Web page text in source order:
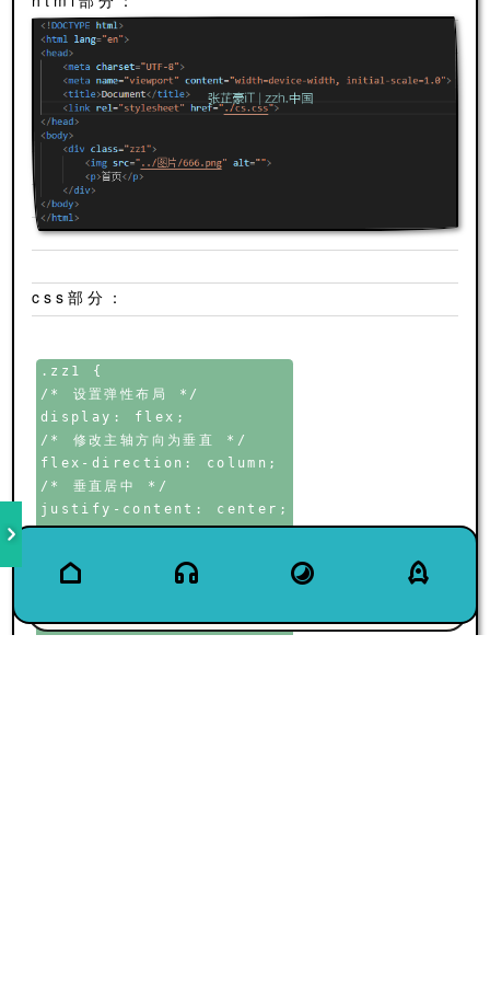
css部分：
.zz1 {
/* 设置弹性布局 */
display: flex;
/* 修改主轴方向为垂直 */
flex-direction: column;
/* 垂直居中 */
justify-content: center;
/* 水平居中 */
/* 设置盒子宽高背景色 */
height: 200px;